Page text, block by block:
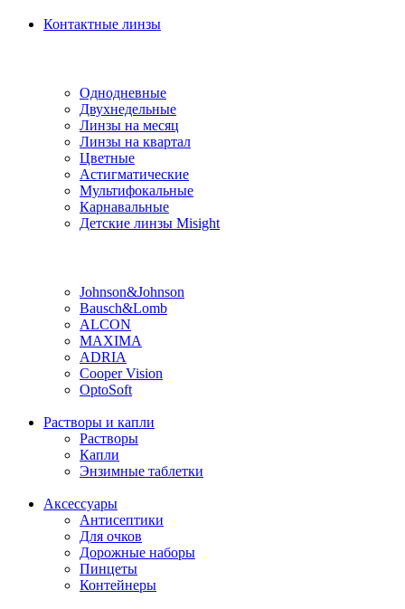
Контактные линзы
Однодневные
Двухнедельные
Линзы на месяц
Линзы на квартал
Цветные
Астигматические
Мультифокальные
Карнавальные
Детские линзы Misight
Johnson&Johnson
Bausch&Lomb
ALCON
MAXIMA
ADRIA
Cooper Vision
OptoSoft
Растворы и капли
Растворы
Капли
Энзимные таблетки
Аксессуары
Антисептики
Для очков
Дорожные наборы
Пинцеты
Контейнеры